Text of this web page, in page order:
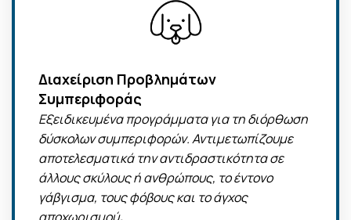
Διαχείριση Προβλημάτων
Συμπεριφοράς
Εξειδικευμένα προγράμματα για τη διόρθωση
δύσκολων συμπεριφορών. Αντιμετωπίζουμε
αποτελεσματικά την αντιδραστικότητα σε
άλλους σκύλους ή ανθρώπους, το έντονο
γάβγισμα, τους φόβους και το άγχος
.